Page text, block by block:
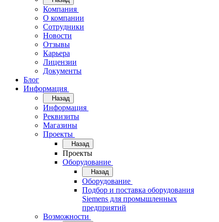
Компания
О компании
Сотрудники
Новости
Отзывы
Карьера
Лицензии
Документы
Блог
Информация
Назад
Информация
Реквизиты
Магазины
Проекты
Назад
Проекты
Оборудование
Назад
Оборудование
Подбор и поставка оборудования
Siemens для промышленных
предприятий
Возможности